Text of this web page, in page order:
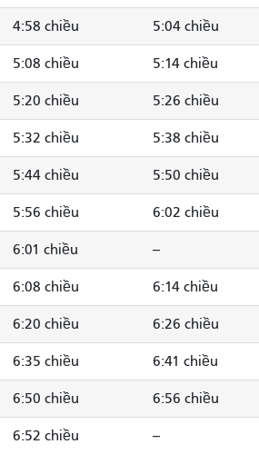
4:58 chiều 5:04 chiều
5:08 chiều 5:14 chiều
5:20 chiều 5:26 chiều
5:32 chiều 5:38 chiều
5:44 chiều 5:50 chiều
5:56 chiều 6:02 chiều
6:01 chiều --
6:08 chiều 6:14 chiều
6:20 chiều 6:26 chiều
6:35 chiều 6:41 chiều
6:50 chiều 6:56 chiều
6:52 chiều --